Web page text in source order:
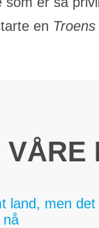
en
VÅRE